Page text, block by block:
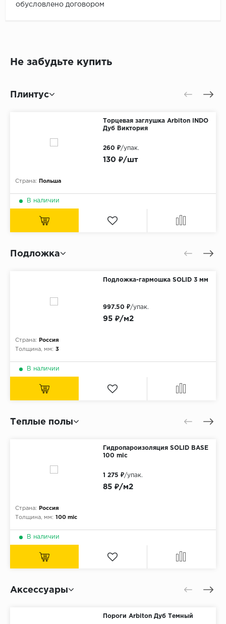
обусловлено договором
Не забудьте купить
Плинтус
Торцевая заглушка Arbiton INDO
Дуб Виктория
Страна: Польша
130 ₽/шт
260 ₽/упак.
В наличии
Подложка
Подложка-гармошка SOLID 3 мм
Страна:
Россия
Толщина, мм: 3
95 ₽/м2
997.50 ₽/упак.
В наличии
Теплые полы
Гидропароизоляция SOLID BASE
100 mic
Страна:
Россия
Толщина, мм: 100 mic
85 ₽/м2
1 275 ₽/упак.
В наличии
Аксессуары
Пороги Arbiton Дуб Темный